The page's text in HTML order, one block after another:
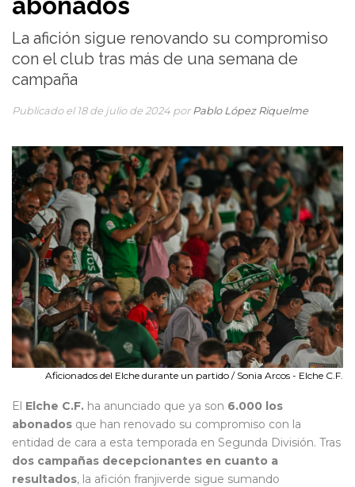
La afición sigue renovando su compromiso
con el club tras más de una semana de
campaña
Publicado el 18 de julio de 2024 por Pablo López Riquelme
Aficionados del Elche durante un partido / Sonia Arcos - Elche C.F.
El Elche C.F. ha anunciado que ya son 6.000 los
abonados que han renovado su compromiso con la
entidad de cara a esta temporada en Segunda División. Tras
dos campañas decepcionantes en cuanto a
resultados, la afición franjiverde sigue sumando